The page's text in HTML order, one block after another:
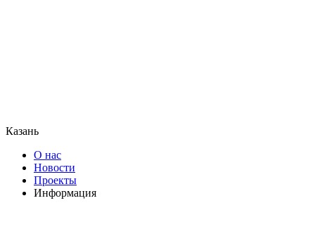
Казань
О нас
Новости
Проекты
Информация